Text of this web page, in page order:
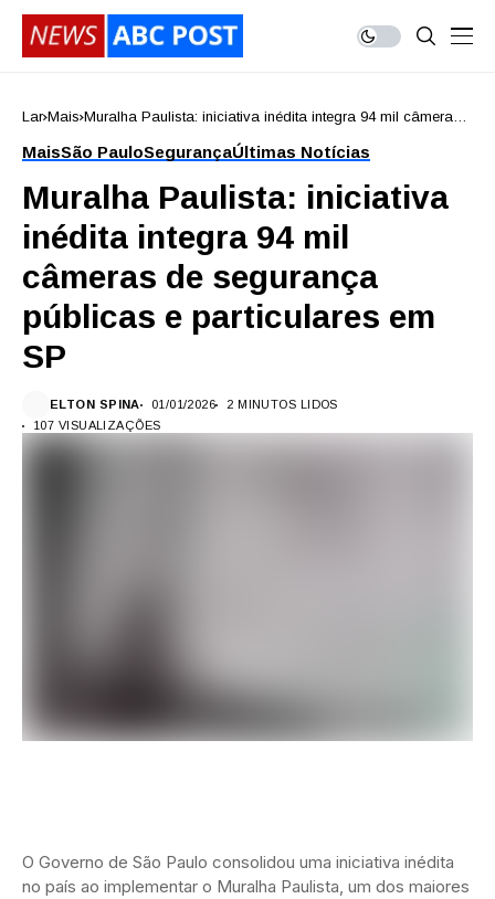
Lar Mais Muralha Paulista: iniciativa inédita integra 94 mil câmeras
MaisSão PauloSegurançaÚltimas Notícias
Muralha Paulista: iniciativa
inédita integra 94 mil
câmeras de segurança
públicas e particulares em
SP
ELTON SPINA 01/01/2026
2 MINUTOS LIDOS
107 VISUALIZAÇÕES
O Governo de São Paulo consolidou uma iniciativa inédita
no país ao implementar o Muralha Paulista, um dos maiores